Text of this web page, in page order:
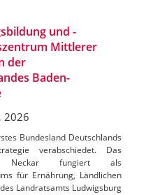
und -
Mittlerer
der
Baden-
2026
Bundesland Deutschlands
verabschiedet. Das
Neckar fungiert als
für Ernährung, Ländlichen
Landratsamts Ludwigsburg